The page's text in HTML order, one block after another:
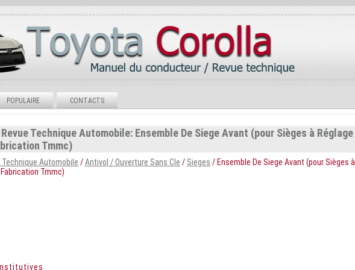
POPULAIRE CONTACTS
Technique Automobile: Ensemble De Siege Avant (pour Sièges à Réglage
Tmmc)
Technique Automobile /Antivol / Ouverture Sans Cle / Sieges / Ensemble De Siege Avant (pour Sièges à
Tmmc)